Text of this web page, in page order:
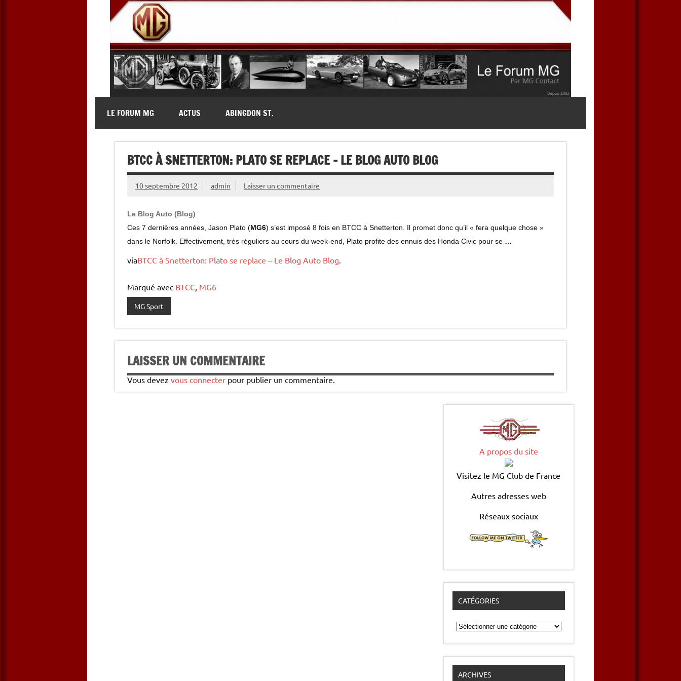
MG Contact
LE FORUM MG ACTUS ABINGDON ST.
BTCC À SNETTERTON: PLATO SE REPLACE – LE BLOG AUTO BLOG
10 septembre 2012 admin Laisser un commentaire
Le Blog Auto (Blog)
Ces 7 dernières années, Jason Plato (MG6) s’est imposé 8 fois en BTCC à Snetterton. Il promet donc qu’il « fera quelque chose »
dans le Norfolk. Effectivement, très réguliers au cours du week-end, Plato profite des ennuis des Honda Civic pour se …
viaBTCC à Snetterton: Plato se replace – Le Blog Auto Blog.
Marqué avec BTCC, MG6
MG Sport
LAISSER UN COMMENTAIRE
Vous devez vous connecter pour publier un commentaire.
A propos du site
Visitez le MG Club de France
Autres adresses web
Réseaux sociaux
CATÉGORIES
Catégories
ARCHIVES